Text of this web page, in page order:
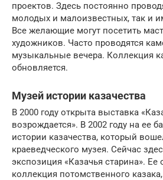
проектов. Здесь постоянно
молодых и малоизвестных, так и
Все желающие могут посетить
художников. Часто проводятся
музыкальные вечера. Коллекция
обновляется.
Музей истории казачества
В 2000 году открыта выставка
возрождается». В 2002 году на ее
истории казачества, который
краеведческого музея. Сейчас
экспозиция «Казачья старина». Ее
коллекция потомственного